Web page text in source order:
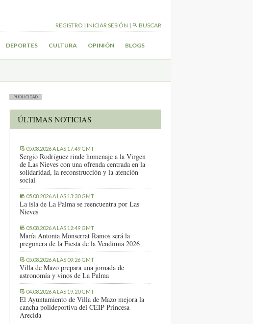
REGISTRO | INICIAR SESIÓN | BUSCAR
DEPORTES CULTURA OPINIÓN BLOGS
PUBLICIDAD
ÚLTIMAS NOTICIAS
05.08.2026 A LAS 17:49 GMT
Sergio Rodríguez rinde homenaje a la Virgen
de Las Nieves con una ofrenda centrada en la
solidaridad, la reconstrucción y la atención
social
05.08.2026 A LAS 13:30 GMT
La isla de La Palma se reencuentra por Las
Nieves
05.08.2026 A LAS 12:49 GMT
María Antonia Monserrat Ramos será la
pregonera de la Fiesta de la Vendimia 2026
05.08.2026 A LAS 09:26 GMT
Villa de Mazo prepara una jornada de
astronomía y vinos de La Palma
04.08.2026 A LAS 19:20 GMT
El Ayuntamiento de Villa de Mazo mejora la
cancha polideportiva del CEIP Princesa
Arecida